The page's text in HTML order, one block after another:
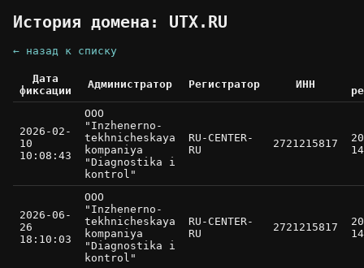
История домена: UTX.RU
← назад к списку
Дата
фиксации
Администратор Регистратор ИНН
2026-02-
10
10:08:43
OOO
"Inzhenerno-
tekhnicheskaya
kompaniya
"Diagnostika i
kontrol"
RU-CENTER-
RU
2721215817
2026-06-
26
18:10:03
OOO
"Inzhenerno-
tekhnicheskaya
kompaniya
"Diagnostika i
kontrol"
RU-CENTER-
RU
2721215817